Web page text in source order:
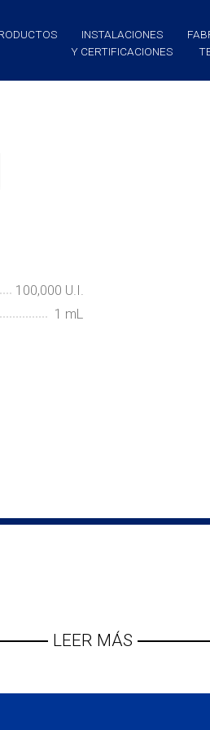
INSTALACIONES
Y CERTIFICACIONES
100,000 U.I.
1 mL
LEER MÁS
bucal por Cándida